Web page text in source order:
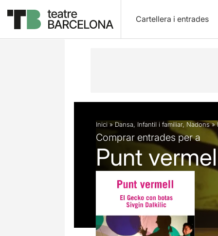
Cartellera i entrades
Descripció Fitxa artística Fotos i
Inici » Dansa, Infantil i familiar, Nadons»
Comprar entrades per a
Punt